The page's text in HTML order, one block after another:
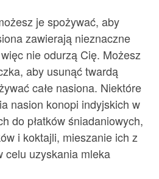
je spożywać, aby
zawierają nieznaczne
nie odurzą Cię. Możesz
aby usunąć twardą
całe nasiona. Niektóre
nasion konopi indyjskich w
do płatków śniadaniowych,
i koktajli, mieszanie ich z
celu uzyskania mleka